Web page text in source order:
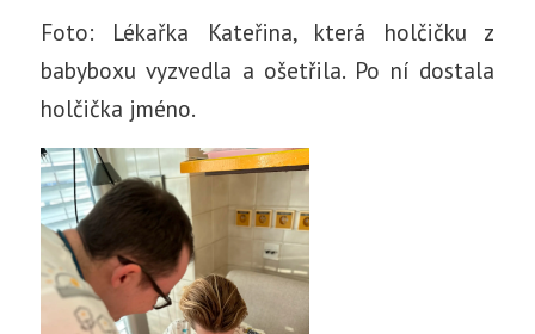
Foto: Lékařka Kateřina, která holčičku z
babyboxu vyzvedla a ošetřila. Po ní dostala
holčička jméno.